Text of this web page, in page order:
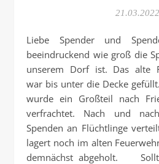
21.03.2022
Liebe Spender und Spenderinnen, es war
beeindruckend wie groß die
unserem Dorf ist. Das alte
war bis unter die Decke
wurde ein Großteil nach
verfrachtet. Nach und
Spenden an Flüchtlinge
lagert noch im alten
demnächst abgeholt.